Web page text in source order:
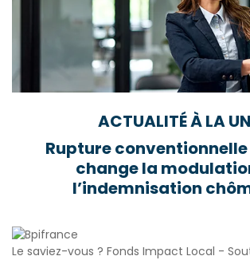
ACTUALITÉ À LA
Rupture conventionnelle
change la
l’indemnisation
Le saviez-vous ? Fonds Impact Local -